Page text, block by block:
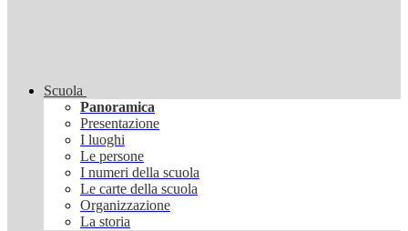
Scuola
Panoramica
Presentazione
I luoghi
Le persone
I numeri della scuola
Le carte della scuola
Organizzazione
La storia